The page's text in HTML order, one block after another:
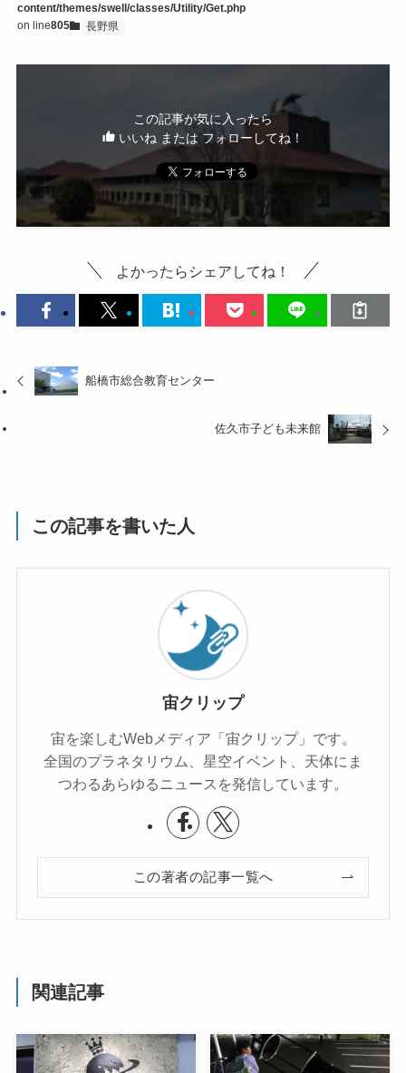
content/themes/swell/classes/Utility/Get.php
on line805 長野県
この記事が気に入ったら
いいね または フォローしてね！
よかったらシェアしてね！
船橋市総合教育センター
佐久市子ども未来館
この記事を書いた人
宙クリップ
宙を楽しむWebメディア「宙クリップ」です。
全国のプラネタリウム、星空イベント、天体にま
つわるあらゆるニュースを発信しています。
この著者の記事一覧へ
関連記事